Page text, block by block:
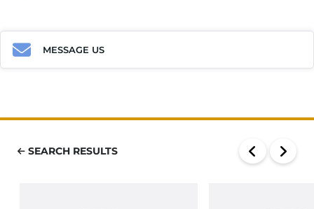
MESSAGE US
SEARCH RESULTS